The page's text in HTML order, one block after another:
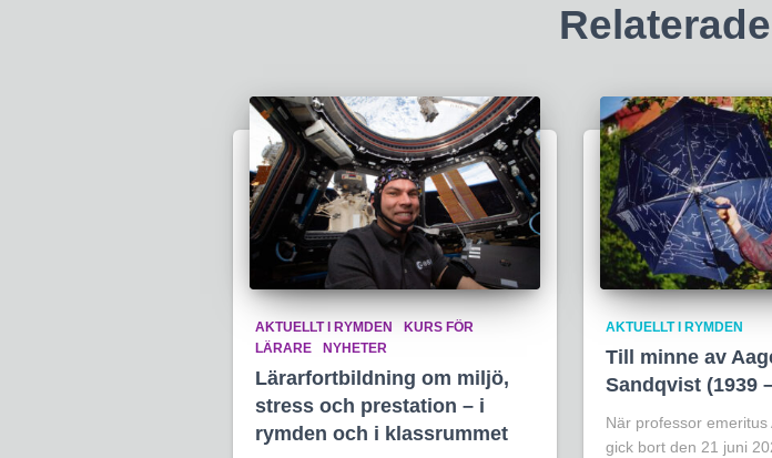
AKTUELLT I RYMDEN
KURS FÖR
LÄRARE
NYHETER
Lärarfortbildning om miljö,
stress och prestation – i
rymden och i klassrummet
AKTUELLT I RYMDEN
Till minne av
Sandqvist (1939
När professor emeritus
gick bort den 21 juni